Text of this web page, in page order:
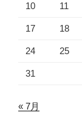
10 11
17 18
24 25
31
« 7月